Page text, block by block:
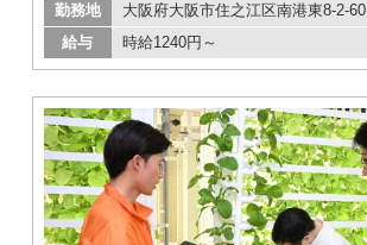
勤務地
大阪府大阪市住之江区南港東8-2-60
給与
時給1240円～